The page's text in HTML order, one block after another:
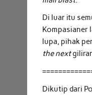
Di luar itu
Kompasianer
lupa, pihak
the next
Dikutip dari